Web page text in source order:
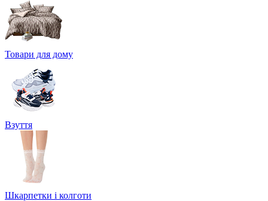
Товари для дому
Взуття
Шкарпетки і колготи